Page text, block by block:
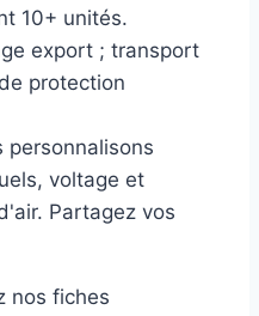
10+ unités.
export ; transport
protection
voltage et
Partagez vos
nos fiches